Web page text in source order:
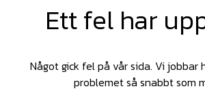
Ett fel har
Något gick fel på vår sida. Vi
problemet så snabbt som